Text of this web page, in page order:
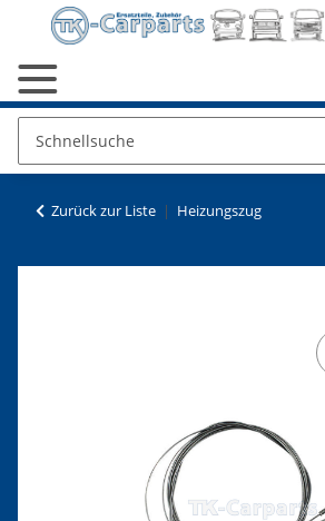
Zurück zur Liste Heizungszug